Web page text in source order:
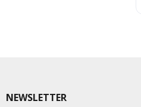
NEWSLETTER